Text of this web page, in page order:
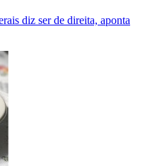
diz ser de direita, aponta